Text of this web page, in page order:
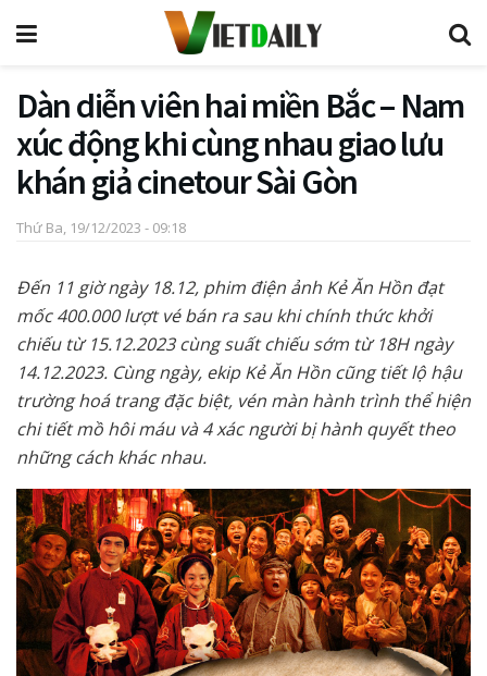
Dàn diễn viên hai miền Bắc – Nam
xúc động khi cùng nhau giao lưu
khán giả cinetour Sài Gòn
Thứ Ba, 19/12/2023 - 09:18
Đến 11 giờ ngày 18.12, phim điện ảnh Kẻ Ăn Hồn đạt
mốc 400.000 lượt vé bán ra sau khi chính thức khởi
chiếu từ 15.12.2023 cùng suất chiếu sớm từ 18H ngày
14.12.2023. Cùng ngày, ekip Kẻ Ăn Hồn cũng tiết lộ hậu
trường hoá trang đặc biệt, vén màn hành trình thể hiện
chi tiết mồ hôi máu và 4 xác người bị hành quyết theo
những cách khác nhau.